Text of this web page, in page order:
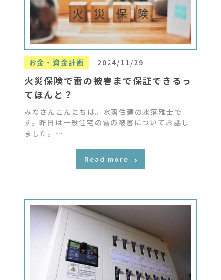
お金・資金計画 2024/11/29
火災保険で雷の被害まで保証できるっ
てほんと？
みなさんこんにちは。水落住建の水落雅士で
す。昨日は一般住宅の雷の被害についてお話し
ました。…
Read more